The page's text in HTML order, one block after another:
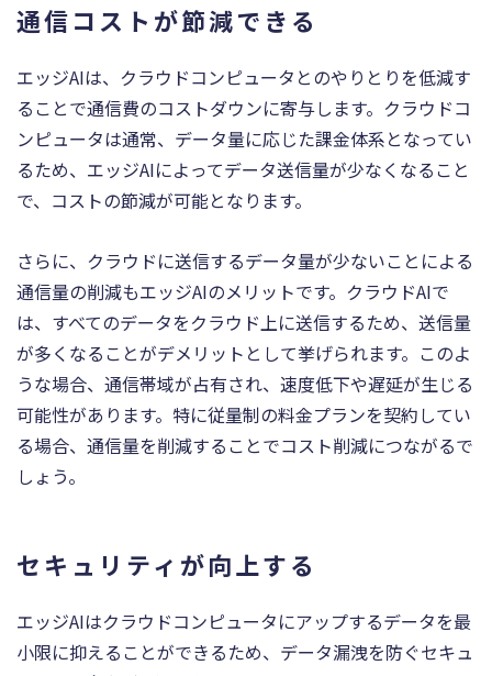
通信コストが節減できる
エッジAIは、クラウドコンピュータとのやりとりを低減す
ることで通信費のコストダウンに寄与します。クラウドコ
ンピュータは通常、データ量に応じた課金体系となってい
るため、エッジAIによってデータ送信量が少なくなること
で、コストの節減が可能となります。
さらに、クラウドに送信するデータ量が少ないことによる
通信量の削減もエッジAIのメリットです。クラウドAIで
は、すべてのデータをクラウド上に送信するため、送信量
が多くなることがデメリットとして挙げられます。このよ
うな場合、通信帯域が占有され、速度低下や遅延が生じる
可能性があります。特に従量制の料金プランを契約してい
る場合、通信量を削減することでコスト削減につながるで
しょう。
セキュリティが向上する
エッジAIはクラウドコンピュータにアップするデータを最
小限に抑えることができるため、データ漏洩を防ぐセキュ